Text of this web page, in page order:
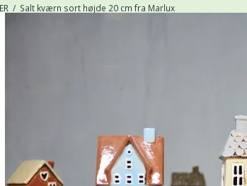
/ Salt kværn sort højde 20 cm fra Marlux